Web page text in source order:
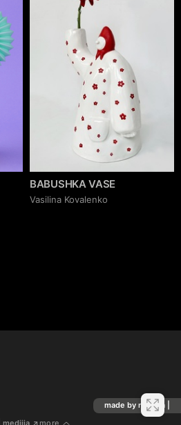
BABUSHKA VASE
Vasilina Kovalenko
made by mediiia |